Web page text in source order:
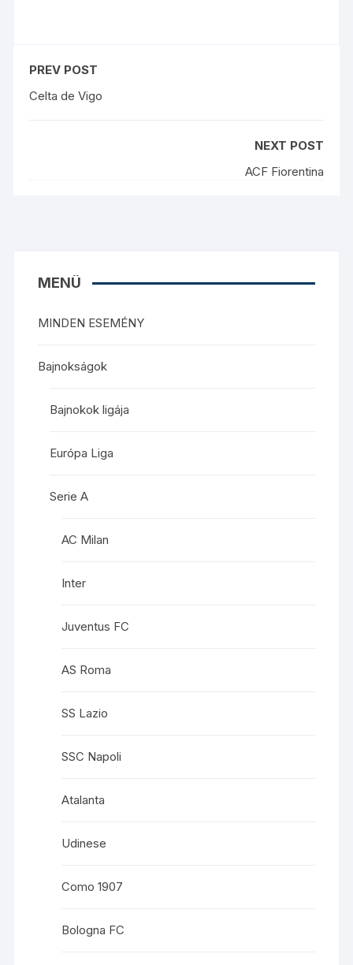
PREV POST
Celta de Vigo
NEXT POST
ACF Fiorentina
MENÜ
MINDEN ESEMÉNY
Bajnokságok
Bajnokok ligája
Európa Liga
Serie A
AC Milan
Inter
Juventus FC
AS Roma
SS Lazio
SSC Napoli
Atalanta
Udinese
Como 1907
Bologna FC